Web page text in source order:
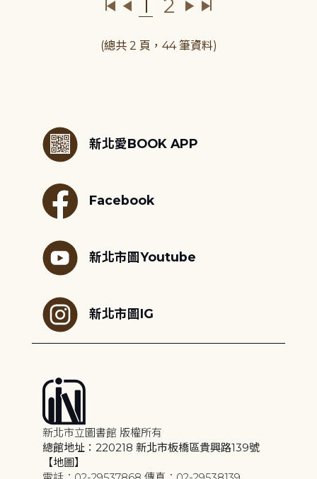
1 2
(總共 2 頁，44 筆資料)
新北愛BOOK APP
Facebook
新北市圖Youtube
新北市圖IG
新北市立圖書館 版權所有
總館地址：220218 新北市板橋區貴興路139號
【地圖】